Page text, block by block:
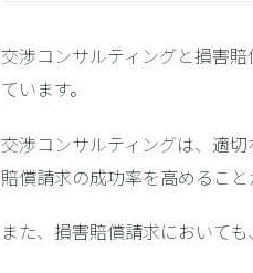
交渉コンサルティングと損害
ています。
交渉コンサルティングは、適
賠償請求の成功率を高めること
また、損害賠償請求において